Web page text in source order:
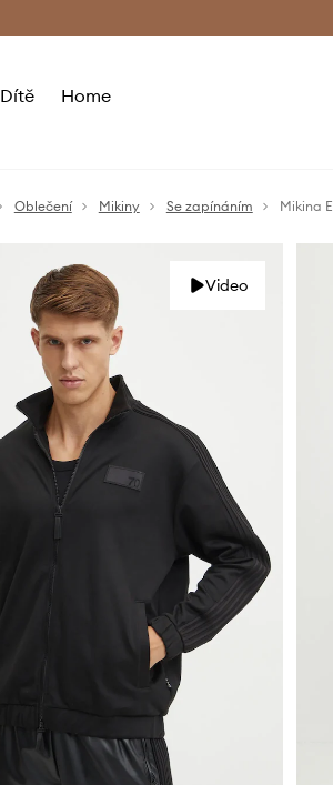
Doručení a
Dítě Home
Oblečení Mikiny Se zapínáním Mikina
Video